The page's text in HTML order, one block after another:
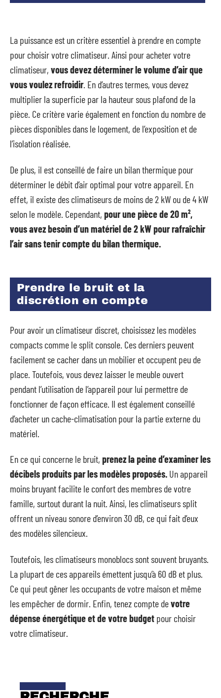
La puissance est un critère essentiel à prendre en compte
pour choisir votre climatiseur. Ainsi pour acheter votre
climatiseur, vous devez déterminer le volume d’air que
vous voulez refroidir. En d’autres termes, vous devez
multiplier la superficie par la hauteur sous plafond de la
pièce. Ce critère varie également en fonction du nombre de
pièces disponibles dans le logement, de l’exposition et de
l’isolation réalisée.
De plus, il est conseillé de faire un bilan thermique pour
déterminer le débit d’air optimal pour votre appareil. En
effet, il existe des climatiseurs de moins de 2 kW ou de 4 kW
selon le modèle. Cependant, pour une pièce de 20 m²,
vous avez besoin d’un matériel de 2 kW pour rafraîchir
l’air sans tenir compte du bilan thermique.
Prendre le bruit et la
discrétion en compte
Pour avoir un climatiseur discret, choisissez les modèles
compacts comme le split console. Ces derniers peuvent
facilement se cacher dans un mobilier et occupent peu de
place. Toutefois, vous devez laisser le meuble ouvert
pendant l’utilisation de l’appareil pour lui permettre de
fonctionner de façon efficace. Il est également conseillé
d’acheter un cache-climatisation pour la partie externe du
matériel.
En ce qui concerne le bruit, prenez la peine d’examiner les
décibels produits par les modèles proposés. Un appareil
moins bruyant facilite le confort des membres de votre
famille, surtout durant la nuit. Ainsi, les climatiseurs split
offrent un niveau sonore d’environ 30 dB, ce qui fait d’eux
des modèles silencieux.
Toutefois, les climatiseurs monoblocs sont souvent bruyants.
La plupart de ces appareils émettent jusqu’à 60 dB et plus.
Ce qui peut gêner les occupants de votre maison et même
les empêcher de dormir. Enfin, tenez compte devotre
dépense énergétique et de votre budget pour choisir
votre climatiseur.